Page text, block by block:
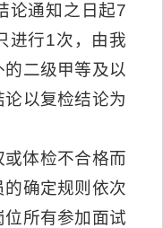
论通知之日起7
进行1次，由我
二级甲等及以
论以复检结论为
体检不合格而
确定规则依次
所有参加面试